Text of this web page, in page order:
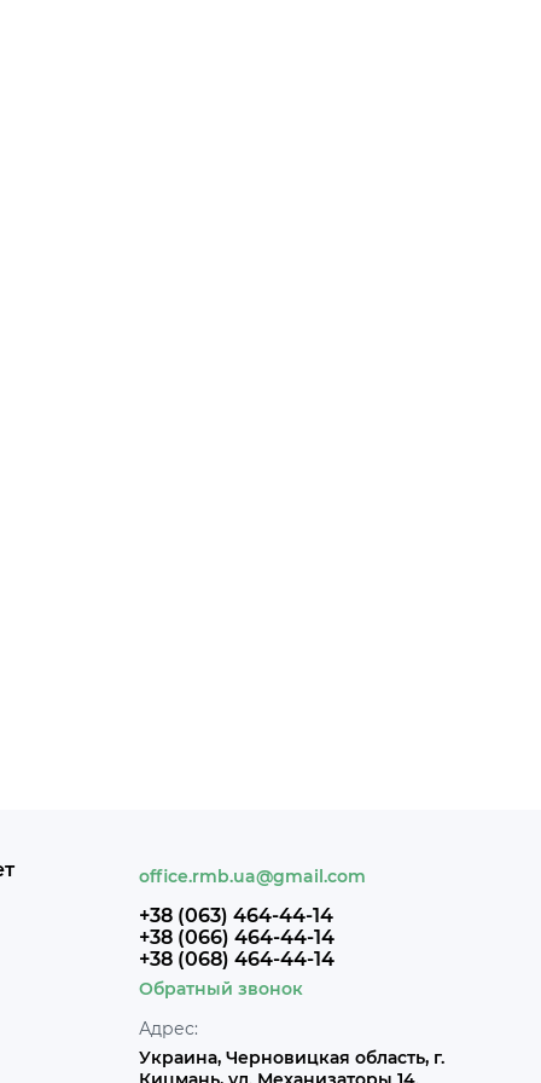
office.rmb.ua@gmail.com
+38 (063) 464-44-14
+38 (066) 464-44-14
+38 (068) 464-44-14
Обратный звонок
Адрес:
Украина, Черновицкая область, г.